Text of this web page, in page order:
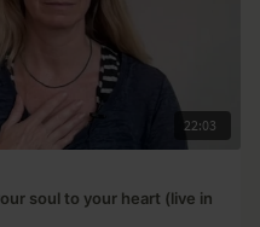
22:03
soul to your heart (live in